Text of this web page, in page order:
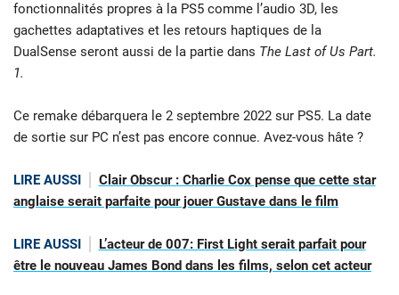
fonctionnalités propres à la PS5 comme l’audio 3D, les
gachettes adaptatives et les retours haptiques de la
DualSense seront aussi de la partie dans The Last of Us Part.
1.
Ce remake débarquera le 2 septembre 2022 sur PS5. La date
de sortie sur PC n’est pas encore connue. Avez-vous hâte ?
LIRE AUSSI
Clair Obscur : Charlie Cox pense que cette star
anglaise serait parfaite pour jouer Gustave dans le film
LIRE AUSSI
L’acteur de 007: First Light serait parfait pour
être le nouveau James Bond dans les films, selon cet acteur